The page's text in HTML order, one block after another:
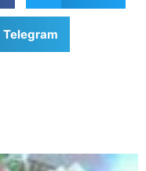
Telegram